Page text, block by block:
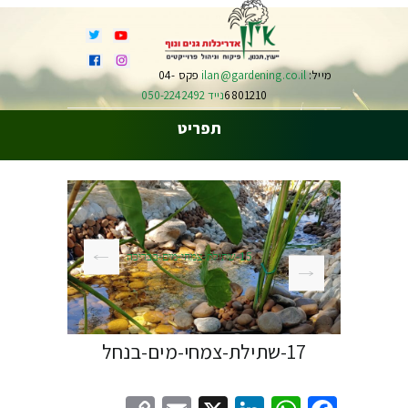
מייל:ilan@gardening.co.il
פקס 04-
6801210נייד 050-2242492
תפריט
15-שתילת-צמחי-מים-בבריכה
17-שתילת-צמחי-מים-בנחל